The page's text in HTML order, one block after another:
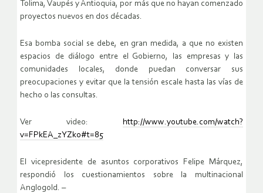
Tolima, Vaupés y Antioquia, por más que no hayan comenzado
proyectos nuevos en dos décadas.
Esa bomba social se debe, en gran medida, a que no existen
espacios de diálogo entre el Gobierno, las empresas y las
comunidades locales, donde puedan conversar sus
preocupaciones y evitar que la tensión escale hasta las vías de
hecho o las consultas.
Ver video:
http://www.youtube.com/watch?
v=FPkEA_zYZk0#t=85
El vicepresidente de asuntos corporativos Felipe Márquez,
respondió los cuestionamientos sobre la multinacional
Anglogold. –